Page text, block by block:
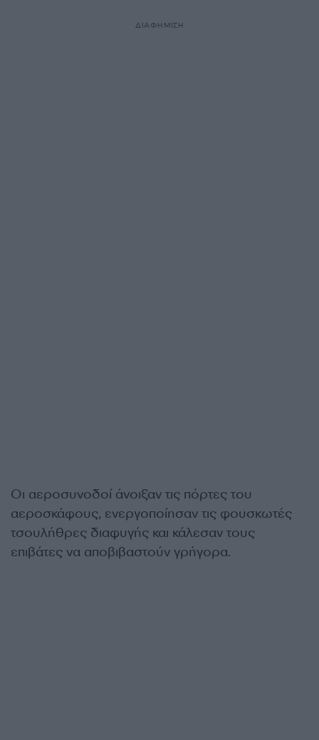
ΔΙΑΦΗΜΙΣΗ
Οι αεροσυνοδοί άνοιξαν τις πόρτες του
αεροσκάφους, ενεργοποίησαν τις φουσκωτές
τσουλήθρες διαφυγής και κάλεσαν τους
επιβάτες να αποβιβαστούν γρήγορα.